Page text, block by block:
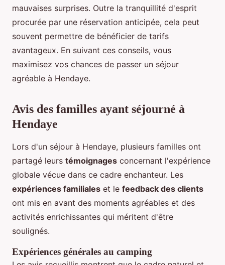
mauvaises surprises. Outre la tranquillité d'esprit
procurée par une réservation anticipée, cela peut
souvent permettre de bénéficier de tarifs
avantageux. En suivant ces conseils, vous
maximisez vos chances de passer un séjour
agréable à Hendaye.
Avis des familles ayant séjourné à
Hendaye
Lors d'un séjour à Hendaye, plusieurs familles ont
partagé leurs témoignages concernant l'expérience
globale vécue dans ce cadre enchanteur. Les
expériences familiales et le feedback des clients
ont mis en avant des moments agréables et des
activités enrichissantes qui méritent d'être
soulignés.
Expériences générales au camping